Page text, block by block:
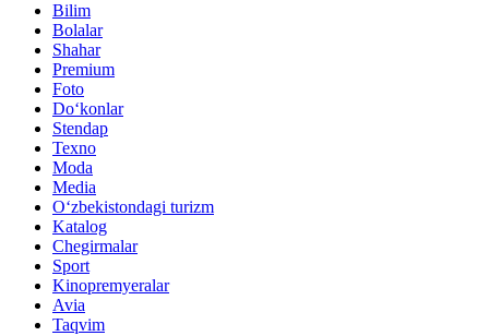
Bilim
Bolalar
Shahar
Premium
Foto
Do‘konlar
Stendap
Texno
Moda
Media
O‘zbekistondagi turizm
Katalog
Chegirmalar
Sport
Kinopremyeralar
Avia
Taqvim